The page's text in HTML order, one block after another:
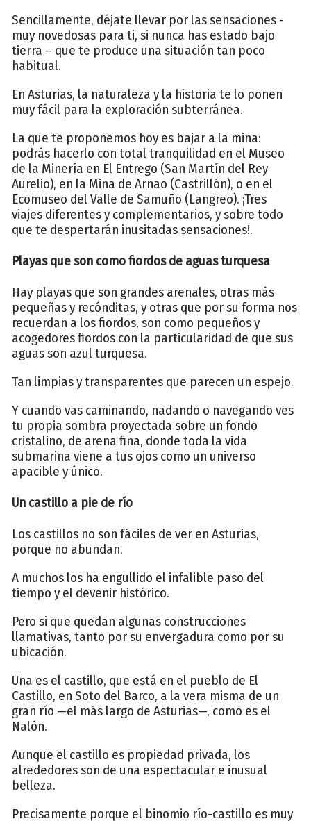
Sencillamente, déjate llevar por las sensaciones -
muy novedosas para ti, si nunca has estado bajo
tierra – que te produce una situación tan poco
habitual.
En Asturias, la naturaleza y la historia te lo ponen
muy fácil para la exploración subterránea.
La que te proponemos hoy es bajar a la mina:
podrás hacerlo con total tranquilidad en el Museo
de la Minería en El Entrego (San Martín del Rey
Aurelio), en la Mina de Arnao (Castrillón), o en el
Ecomuseo del Valle de Samuño (Langreo). ¡Tres
viajes diferentes y complementarios, y sobre todo
que te despertarán inusitadas sensaciones!.
Playas que son como fiordos de aguas turquesa
Hay playas que son grandes arenales, otras más
pequeñas y recónditas, y otras que por su forma nos
recuerdan a los fiordos, son como pequeños y
acogedores fiordos con la particularidad de que sus
aguas son azul turquesa.
Tan limpias y transparentes que parecen un espejo.
Y cuando vas caminando, nadando o navegando ves
tu propia sombra proyectada sobre un fondo
cristalino, de arena fina, donde toda la vida
submarina viene a tus ojos como un universo
apacible y único.
Un castillo a pie de río
Los castillos no son fáciles de ver en Asturias,
porque no abundan.
A muchos los ha engullido el infalible paso del
tiempo y el devenir histórico.
Pero si que quedan algunas construcciones
llamativas, tanto por su envergadura como por su
ubicación.
Una es el castillo, que está en el pueblo de El
Castillo, en Soto del Barco, a la vera misma de un
gran río —el más largo de Asturias—, como es el
Nalón.
Aunque el castillo es propiedad privada, los
alrededores son de una espectacular e inusual
belleza.
Precisamente porque el binomio río-castillo es muy